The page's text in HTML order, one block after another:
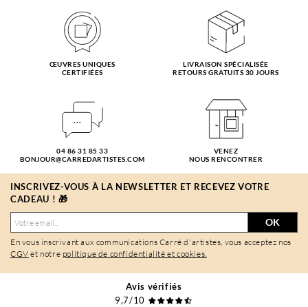
ŒUVRES UNIQUES
CERTIFIÉES
LIVRAISON SPÉCIALISÉE
RETOURS GRATUITS 30 JOURS
04 86 31 85 33
BONJOUR@CARREDARTISTES.COM
VENEZ
NOUS RENCONTRER
INSCRIVEZ-VOUS À LA NEWSLETTER ET RECEVEZ VOTRE
CADEAU ! 🎁
OK
En vous inscrivant aux communications Carré d'artistes, vous acceptez nos
CGV et notre politique de confidentialité et cookies.
Avis vérifiés
9,7/10